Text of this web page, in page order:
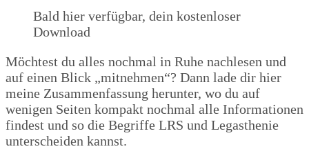
Bald hier verfügbar, dein kostenloser
Download
Möchtest du alles nochmal in Ruhe nachlesen und
auf einen Blick „mitnehmen“? Dann lade dir hier
meine Zusammenfassung herunter, wo du auf
wenigen Seiten kompakt nochmal alle Informationen
findest und so die Begriffe LRS und Legasthenie
unterscheiden kannst.